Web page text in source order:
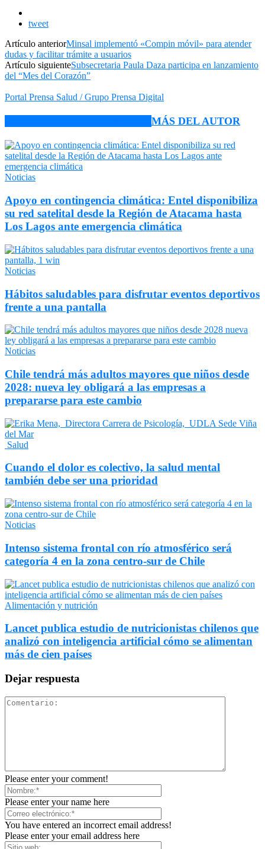
tweet
Artículo anteriorMinsal implementó «Compin móvil» para atender
dudas y facilitar trámite a usuarios
Artículo siguienteSubsecretaria Paula Daza participa en lanzamiento
del “Mes del Corazón”
Portal Prensa Salud / Grupo Prensa Digital
MÁS DEL AUTOR
Noticias
Apoyo en contingencia climática: Entel disponibiliza
su red satelital desde la Región de Atacama hasta
Los Lagos ante emergencia climática
Noticias
Hábitos saludables para disfrutar eventos deportivos
frente a una pantalla
Noticias
Chile tendrá más adultos mayores que niños desde
2028: nueva ley obligará a las empresas a
prepararse para este cambio
Salud
Cuando el dolor es colectivo, la salud mental
también debe ser una prioridad
Noticias
Intenso sistema frontal con río atmosférico será
categoría 4 en la zona centro-sur de Chile
Alimentación y nutrición
Lancet publica estudio de nutricionistas chilenos que
analizó con inteligencia artificial cómo se alimentan
más de cien países
Dejar respuesta
Please enter your comment!
Please enter your name here
You have entered an incorrect email address!
Please enter your email address here